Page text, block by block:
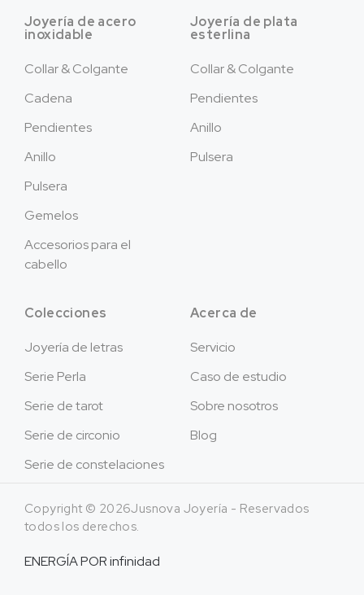
Joyería de acero
inoxidable
Collar & Colgante
Cadena
Pendientes
Anillo
Pulsera
Gemelos
Accesorios para el
cabello
Joyería de plata
esterlina
Collar & Colgante
Pendientes
Anillo
Pulsera
Colecciones
Joyería de letras
Serie Perla
Serie de tarot
Serie de circonio
Serie de constelaciones
Acerca de
Servicio
Caso de estudio
Sobre nosotros
Blog
Copyright © 2026Jusnova Joyería - Reservados
todos los derechos.
ENERGÍA PORinfinidad